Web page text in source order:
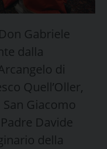
Gabriele
dalla
di
Quell’Oller,
Giacomo
Davide
della